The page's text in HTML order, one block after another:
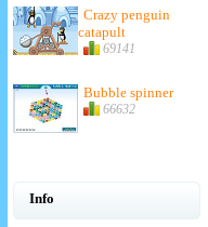
Crazy penguin
catapult
69141
Bubble spinner
66632
Info